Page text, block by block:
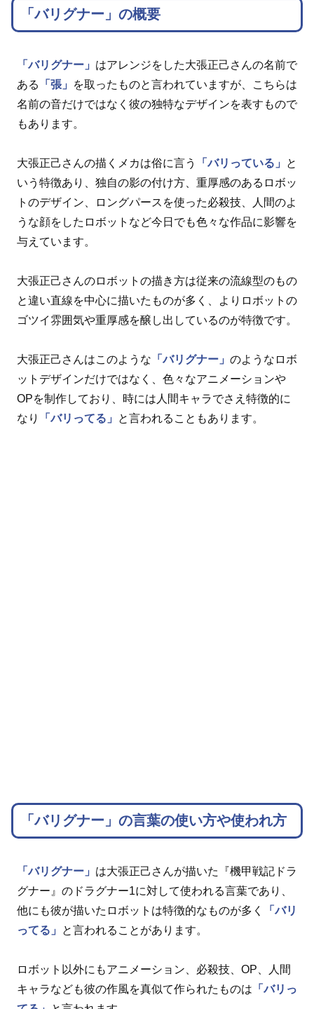
「バリグナー」の概要
「バリグナー」 はアレンジをした大張正己さんの名前で
ある
「張」
を取ったものと言われていますが、こちらは
名前の音だけではなく彼の独特なデザインを表すもので
もあります。
大張正己さんの描くメカは俗に言う 「バリっている」
と
いう特徴あり、独自の影の付け方、重厚感のあるロボッ
トのデザイン、ロングパースを使った必殺技、人間のよ
うな顔をしたロボットなど今日でも色々な作品に影響を
与えています。
大張正己さんのロボットの描き方は従来の流線型のもの
と違い直線を中心に描いたものが多く、よりロボットの
ゴツイ雰囲気や重厚感を醸し出しているのが特徴です。
大張正己さんはこのような 「バリグナー」 のようなロボ
ットデザインだけではなく、色々なアニメーションや
OPを制作しており、時には人間キャラでさえ特徴的に
なり
「バリってる」 と言われることもあります。
「バリグナー」の言葉の使い方や使われ方
「バリグナー」 は大張正己さんが描いた『機甲戦記ドラ
グナー』のドラグナー1に対して使われる言葉であり、
他にも彼が描いたロボットは特徴的なものが多く
「バリ
ってる」
と言われることがあります。
ロボット以外にもアニメーション、必殺技、OP、人間
キャラなども彼の作風を真似て作られたものは 「バリっ